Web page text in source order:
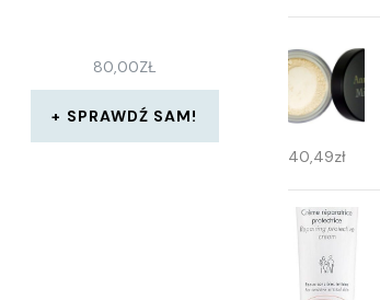
80,00ZŁ
SPRAWDŹ SAM!
40,49zł